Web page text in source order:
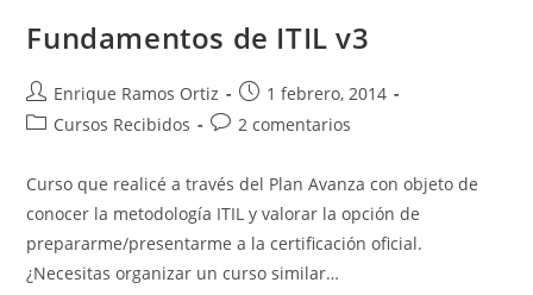
(Project
Management
Fundamentos de ITIL v3
Autor
de
Enrique Ramos Ortiz
Publicación
de
1 febrero, 2014
Categoría
la
entrada:
Cursos Recibidos
Comentarios
la
entrada:
2 comentarios
Curso que realicé a través del Plan Avanza con objeto de
conocer la metodología ITIL y valorar la opción de
prepararme/presentarme a la certificación oficial.
¿Necesitas organizar un curso similar…